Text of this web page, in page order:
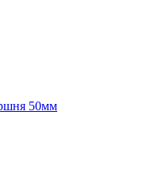
50мм